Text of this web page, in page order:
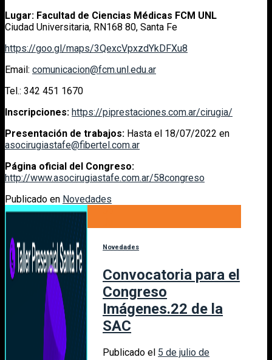
Lugar: Facultad de Ciencias Médicas FCM UNL
Ciudad Universitaria, RN168 80, Santa Fe
https://goo.gl/maps/3QexcVpxzdYkDFXu8
Email: comunicacion@fcm.unl.edu.ar
Tel.: 342 451 1670
Inscripciones: https://piprestaciones.com.ar/cirugia/
Presentación de trabajos: Hasta el 18/07/2022 en
asocirugiastafe@fibertel.com.ar
Página oficial del Congreso:
http://www.asocirugiastafe.com.ar/58congreso
Publicado en Novedades
Novedades
Convocatoria para el
Congreso
Imágenes.22 de la
SAC
Publicado el 5 de julio de